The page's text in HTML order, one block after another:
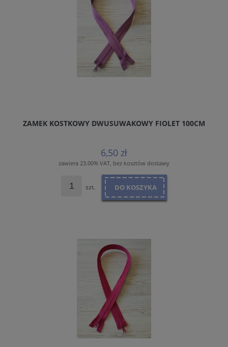
ZAMEK KOSTKOWY DWUSUWAKOWY FIOLET 100CM
6,50 zł
zawiera 23.00% VAT, bez kosztów dostawy
szt. DO KOSZYKA